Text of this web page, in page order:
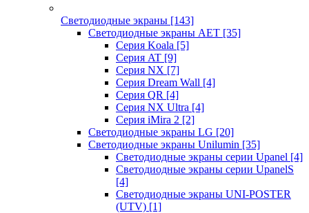
Светодиодные экраны [143]
Светодиодные экраны AET [35]
Cерия Koala [5]
Серия AT [9]
Серия NX [7]
Серия Dream Wall [4]
Серия QR [4]
Серия NX Ultra [4]
Серия iMira 2 [2]
Светодиодные экраны LG [20]
Светодиодные экраны Unilumin [35]
Светодиодные экраны серии Upanel [4]
Светодиодные экраны серии UpanelS
[4]
Светодиодные экраны UNI-POSTER
(UTV) [1]